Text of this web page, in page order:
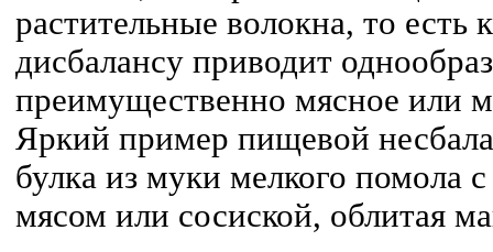
растительные волокна, то
дисбалансу приводит
преимущественно мясное или
Яркий пример пищевой
булка из муки мелкого
мясом или сосиской, облитая